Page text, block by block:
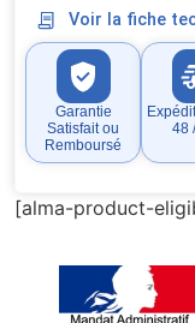
Voir la fiche
Garantie
Satisfait ou
Remboursé
48
[alma-product-